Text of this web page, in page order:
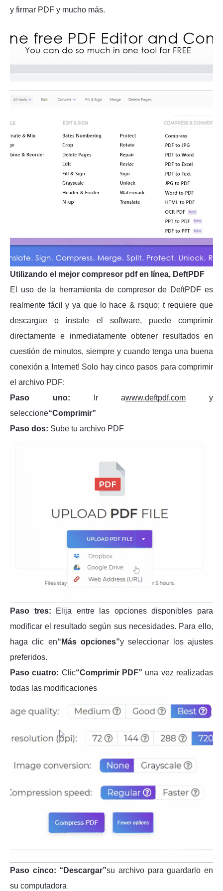
y firmar PDF y mucho más.
Utilizando el mejor compresor pdf en línea, DeftPDF
El uso de la herramienta de compresor de DeftPDF es
realmente fácil y ya que lo hace & rsquo; t requiere que
descargue o instale el software, puede comprimir
directamente e inmediatamente obtener resultados en
cuestión de minutos, siempre y cuando tenga una buena
conexión a Internet! Solo hay cinco pasos para comprimir
el archivo PDF:
Paso uno: Ir awww.deftpdf.com y
seleccione“Comprimir”
Paso dos: Sube tu archivo PDF
Paso tres: Elija entre las opciones disponibles para
modificar el resultado según sus necesidades. Para ello,
haga clic en“Más opciones”y seleccionar los ajustes
preferidos.
Paso cuatro: Clic“Comprimir PDF” una vez realizadas
todas las modificaciones
Paso cinco: “Descargar”su archivo para guardarlo en
su computadora